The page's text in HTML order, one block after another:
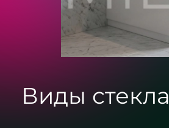
Виды стекла